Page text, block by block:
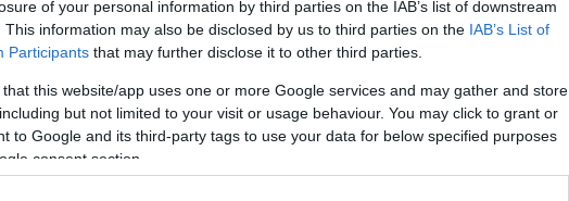
of your personal information by third parties on the IAB’s list of downstream
This information may also be disclosed by us to third parties on the IAB’s List of
Participants that may further disclose it to other third parties.
that this website/app uses one or more Google services and may gather and store
but not limited to your visit or usage behaviour. You may click to grant or
to Google and its third-party tags to use your data for below specified purposes
consent section.